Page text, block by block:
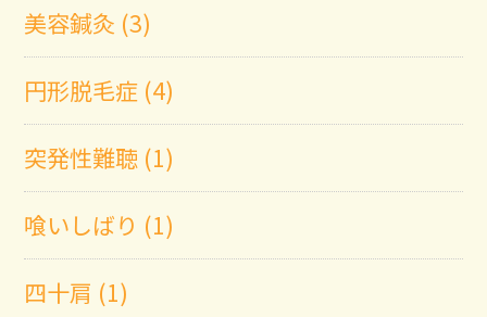
美容鍼灸 (3)
円形脱毛症 (4)
突発性難聴 (1)
喰いしばり (1)
四十肩 (1)